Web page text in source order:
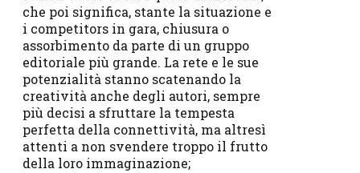
che poi significa, stante la situazione e
i competitors in gara, chiusura o
assorbimento da parte di un gruppo
editoriale più grande. La rete e le sue
potenzialità stanno scatenando la
creatività anche degli autori, sempre
più decisi a sfruttare la tempesta
perfetta della connettività, ma altresì
attenti a non svendere troppo il frutto
della loro immaginazione;